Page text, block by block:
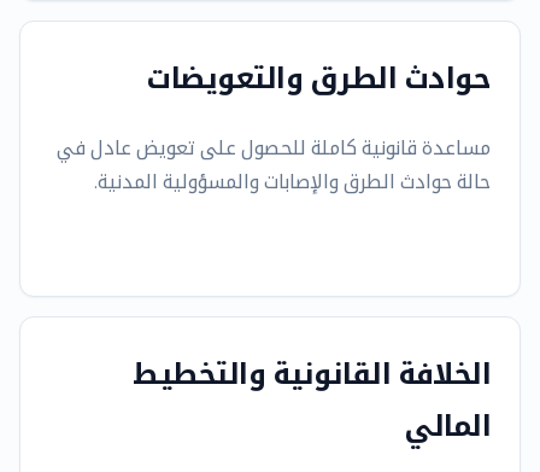
حوادث الطرق والتعويضات
مساعدة قانونية كاملة للحصول على تعويض عادل في
حالة حوادث الطرق والإصابات والمسؤولية المدنية.
الخلافة القانونية والتخطيط
المالي